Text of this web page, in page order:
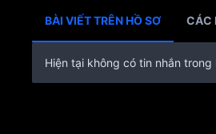
BÀI VIẾT TRÊN HỒ SƠ CÁC
Hiện tại không có tin nhắn trong